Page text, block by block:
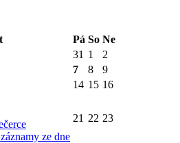
Pá So Ne
31 1
2
7 8
9
14 15 16
ze dne
21 22 23